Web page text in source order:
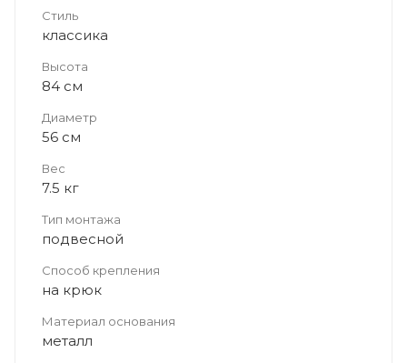
Стиль
классика
Высота
84 см
Диаметр
56 см
Вес
7.5 кг
Тип монтажа
подвесной
Способ крепления
на крюк
Материал основания
металл